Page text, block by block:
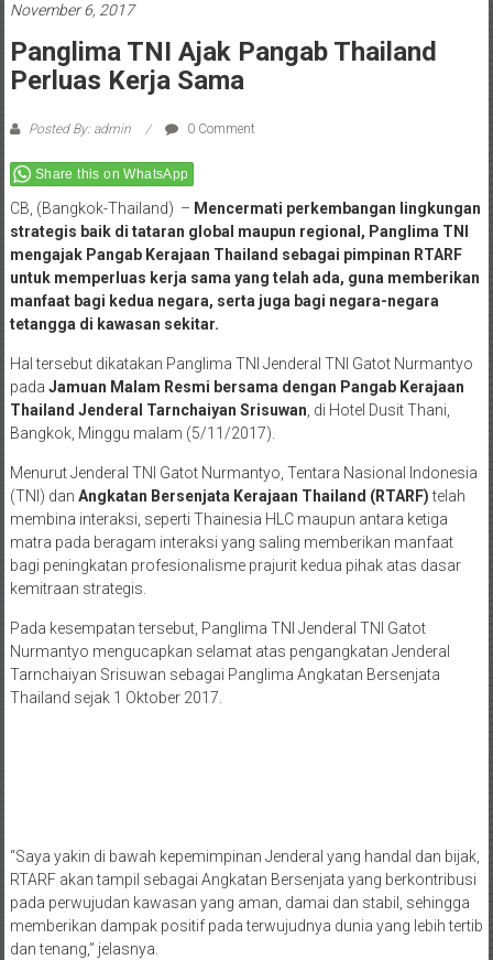
November 6, 2017
Panglima TNI Ajak Pangab Thailand
Perluas Kerja Sama
Posted By: admin 0 Comment
Share this on WhatsApp
CB, (Bangkok-Thailand) – Mencermati perkembangan lingkungan
strategis baik di tataran global maupun regional, Panglima TNI
mengajak Pangab Kerajaan Thailand sebagai pimpinan RTARF
untuk memperluas kerja sama yang telah ada, guna memberikan
manfaat bagi kedua negara, serta juga bagi negara-negara
tetangga di kawasan sekitar.
Hal tersebut dikatakan Panglima TNI Jenderal TNI Gatot Nurmantyo
pada Jamuan Malam Resmi bersama dengan Pangab Kerajaan
Thailand Jenderal Tarnchaiyan Srisuwan, di Hotel Dusit Thani,
Bangkok, Minggu malam (5/11/2017).
Menurut Jenderal TNI Gatot Nurmantyo, Tentara Nasional Indonesia
(TNI) dan Angkatan Bersenjata Kerajaan Thailand (RTARF)telah
membina interaksi, seperti Thainesia HLC maupun antara ketiga
matra pada beragam interaksi yang saling memberikan manfaat
bagi peningkatan profesionalisme prajurit kedua pihak atas dasar
kemitraan strategis.
Pada kesempatan tersebut, Panglima TNI Jenderal TNI Gatot
Nurmantyo mengucapkan selamat atas pengangkatan Jenderal
Tarnchaiyan Srisuwan sebagai Panglima Angkatan Bersenjata
Thailand sejak 1 Oktober 2017.
“Saya yakin di bawah kepemimpinan Jenderal yang handal dan bijak,
RTARF akan tampil sebagai Angkatan Bersenjata yang berkontribusi
pada perwujudan kawasan yang aman, damai dan stabil, sehingga
memberikan dampak positif pada terwujudnya dunia yang lebih tertib
dan tenang,” jelasnya.